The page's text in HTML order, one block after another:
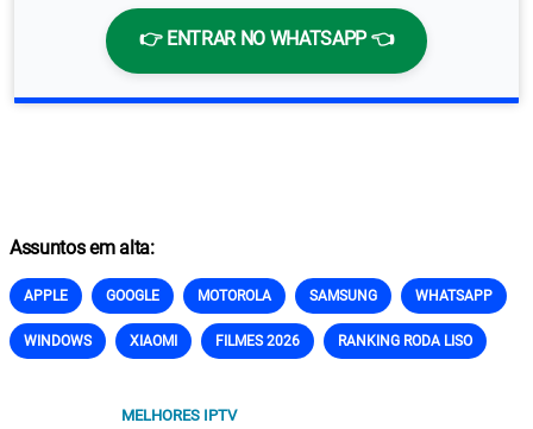
👉 ENTRAR NO WHATSAPP 👈
Assuntos em alta:
APPLE GOOGLE MOTOROLA SAMSUNG WHATSAPP
WINDOWS XIAOMI FILMES 2026 RANKING RODA LISO
MELHORES IPTV